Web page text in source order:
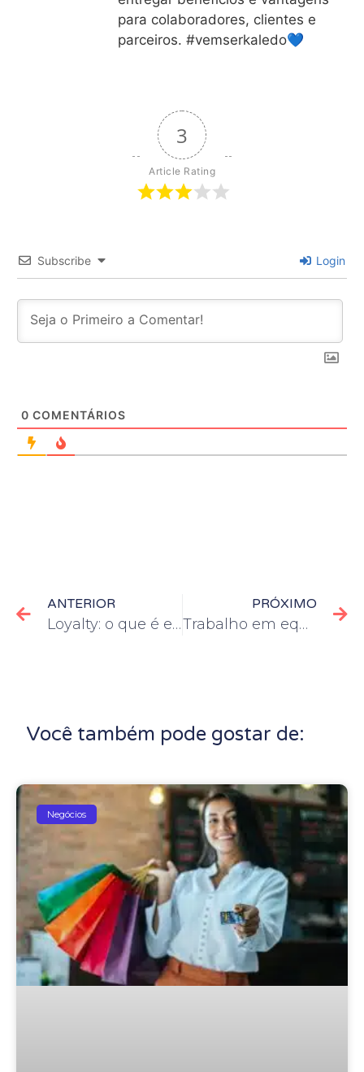
para colaboradores, clientes e
parceiros. #vemserkaledo💙
3
Article Rating
Subscribe Login
0 COMENTÁRIOS
ANTERIOR
Loyalty: o que é e como funciona
PRÓXIMO
Trabalho em equipe: saiba por que é importante
Você também pode gostar de:
Negócios